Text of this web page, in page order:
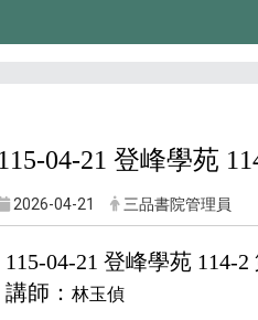
115-04-21 登峰學苑
2026-04-21 三品書院管理員
115-04-21 登峰學苑 114-
講師： 林玉偵